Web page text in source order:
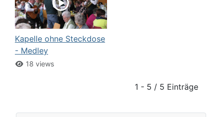
Kapelle ohne Steckdose
- Medley
18 views
1 - 5 / 5 Einträge